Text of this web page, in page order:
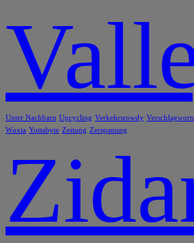
Unter Nachbarn Upcycling Verkehrsrowdy
Wuxia Yottabyte Zeitung Zerspanung